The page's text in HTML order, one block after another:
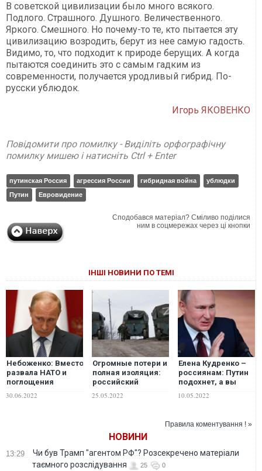
В советской цивилизации было много всякого.
Подлого. Страшного. Душного. Величественного.
Яркого. Смешного. Но почему-то те, кто пытается эту
цивилизацию возродить, берут из нее самую гадость.
Видимо, то, что подходит к природе берущих. А когда
пытаются соединить это с самым гадким из
современности, получается уродливый гибрид. По-
русски ублюдок.
Игорь ЯКОВЕНКО
Повідомити про помилку - Виділіть орфографічну
помилку мишею і натисніть Ctrl + Enter
путинская Россия агрессия России гибридная война
ублюдки
Путин
Евровидение
Сподобався матеріал? Сміливо поділися
ним в соцмережах через ці кнопки
ІНШІ НОВИНИ ПО ТЕМІ
Небоженко: Вместо
развала НАТО и
поглощения
путинская Россия
30.06.2022
Огромные потери и
полная изоляция:
российский
итоги трех месяцев
25.05.2022
Елена Кудренко –
россиянам: Путин
подохнет, а вы
громаднейшими
нажил. А у вас беда
10.05.2022
Правила коментування ! »
НОВИНИ
13:29
Чи був Трамп "агентом РФ"? Розсекречено матеріали
таємного розслідування
25 0